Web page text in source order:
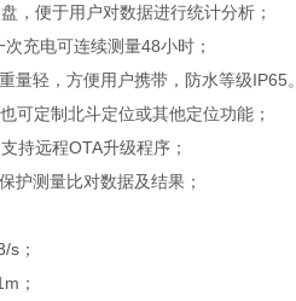
，便于用户对数据进行统计分析；
充电可连续测量48小时；
量轻，方便用户携带，防水等级IP65。
可定制北斗定位或其他定位功能；
持远程OTA升级程序；
护测量比对数据及结果；
s；
；